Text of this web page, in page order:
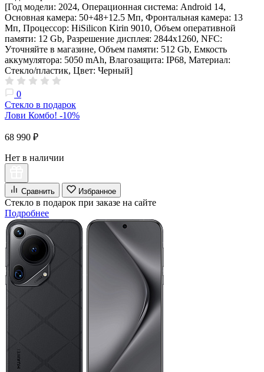
[Год модели: 2024, Операционная система: Android 14,
Основная камера: 50+48+12.5 Мп, Фронтальная камера: 13
Мп, Процессор: HiSilicon Kirin 9010, Объем оперативной
памяти: 12 Gb, Разрешение дисплея: 2844х1260, NFC:
Уточняйте в магазине, Объем памяти: 512 Gb, Емкость
аккумулятора: 5050 mAh, Влагозащита: IP68, Материал:
Стекло/пластик, Цвет: Черный]
0
Стекло в подарок
Лови Комбо! -10%
68 990 ₽
Нет в наличии
Сравнить Избранное
Стекло в подарок при заказе на сайте
Подробнее